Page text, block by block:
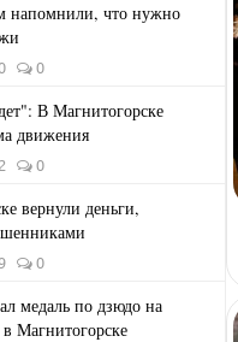
напомнили, что нужно
0
В Магнитогорске
движения
0
вернули деньги,
0
медаль по дзюдо на
Магнитогорске